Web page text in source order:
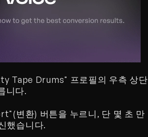
Tape Drums" 프로필의 우측 상단
니다.
변환) 버튼을 누르니, 단 몇 초 만
했습니다.